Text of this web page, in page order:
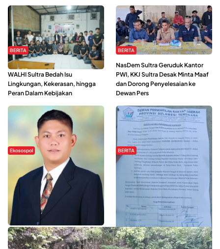
BERITA
Refleksi Gerakan Perempuan,
WALHI Sultra Bedah Isu
Lingkungan, Kekerasan, hingga
Peran Dalam Kebijakan
BERITA
NasDem Sultra Geruduk Kantor
PWI, KKJ Sultra Desak Minta Maaf
dan Dorong Penyelesaian ke
Dewan Pers
Ekosospol
Slogan Pemberdayaan Lokal
Dinilai Hanya Pemanis, Tokoh
Pemuda Wilalang Kritik Dominasi
Orang Luar
BERITA
Hipmawani Bersama DPRD Sultra
Sepakati RDP Perihal IUP
Pertambangan di Pulau Wawonii
WISATA SULTRA >>